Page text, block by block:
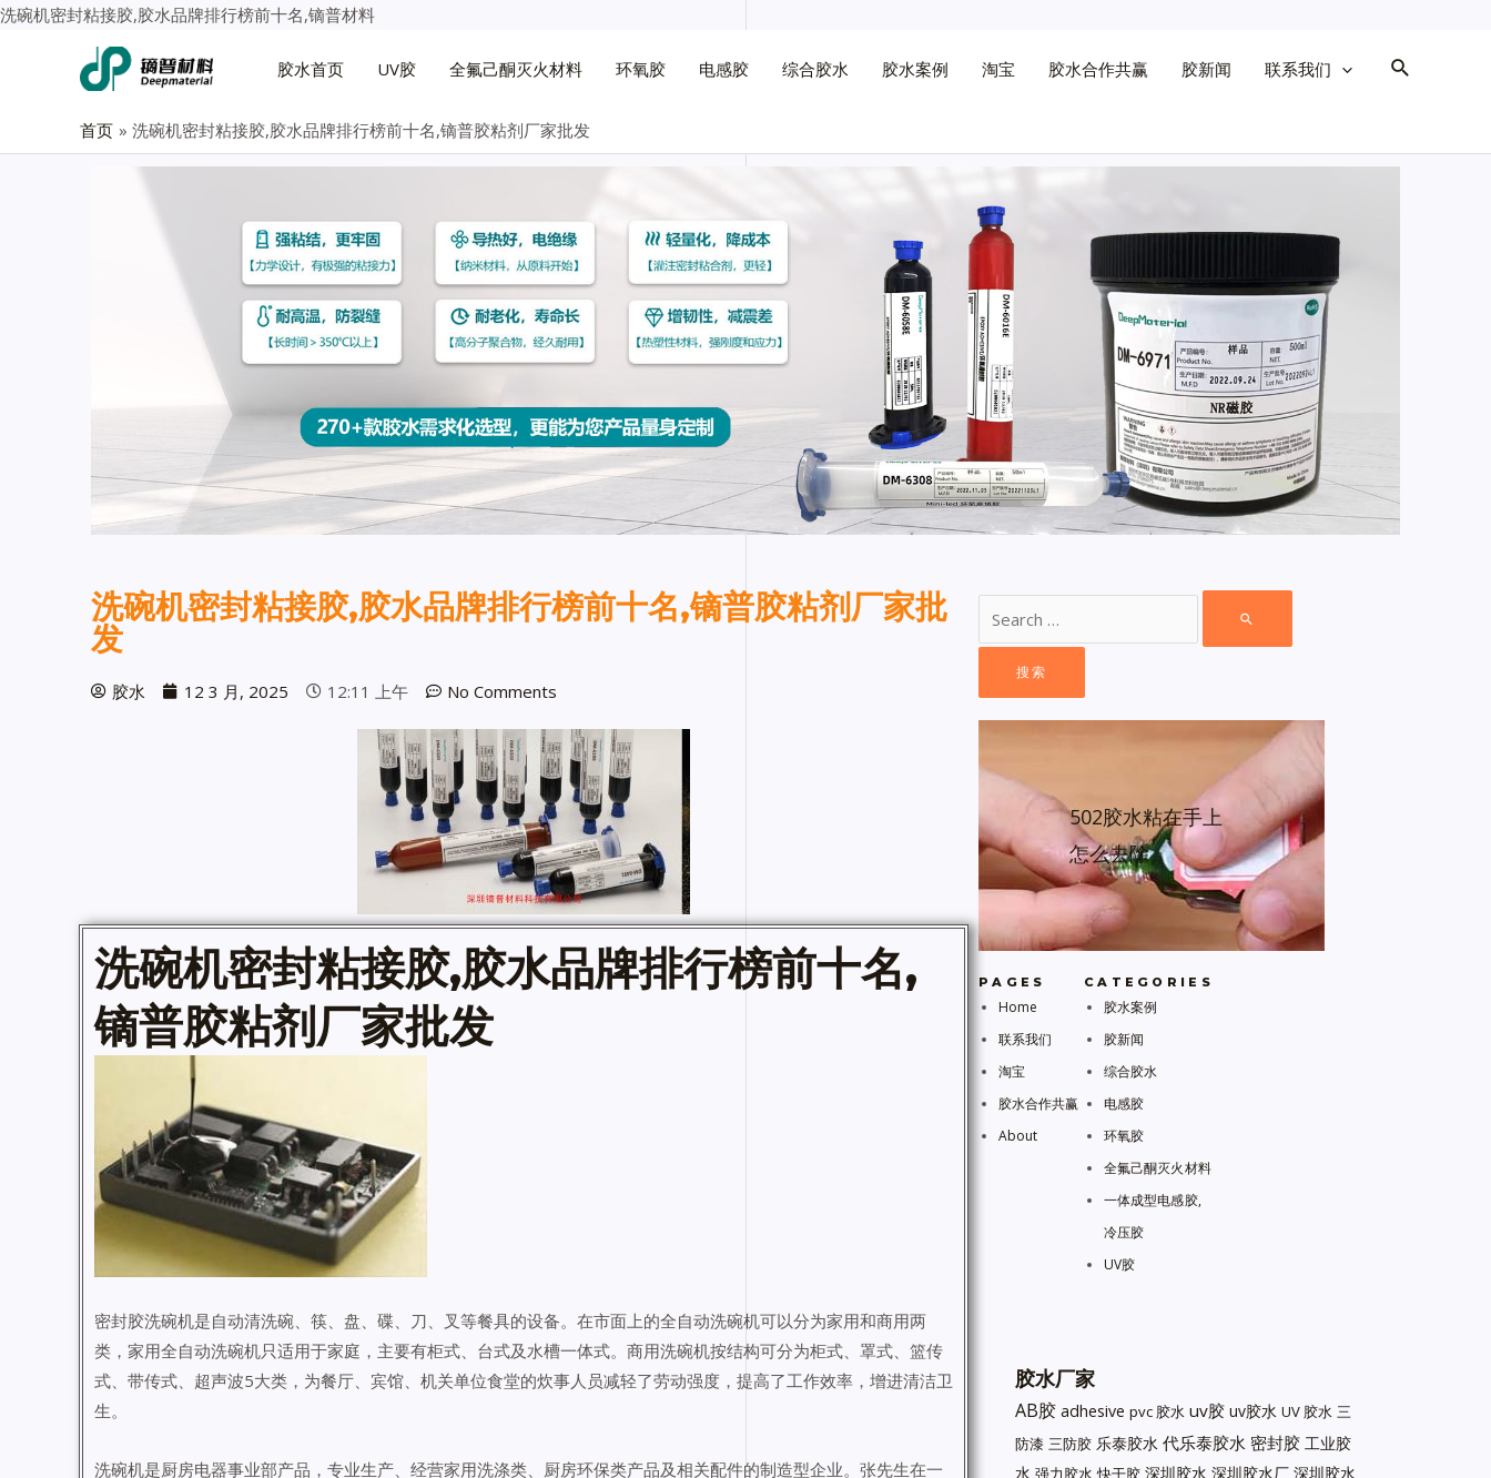
洗碗机密封粘接胶,胶水品牌排行榜前十名,镝普材料
胶水首页 UV胶 全氟己酮灭火材料 环氧胶 电感胶 综合胶水 胶水案例 淘宝 胶水合作共赢 胶新闻 联系我们
首页 洗碗机密封粘接胶,胶水品牌排行榜前十名,镝普胶粘剂厂家批发
洗碗机密封粘接胶,胶水品牌排行榜前十名,镝普胶粘剂厂家批
发
胶水 12 3 月, 2025 12:11 上午 No Comments
洗碗机密封粘接胶,胶水品牌排行榜前十名,
镝普胶粘剂厂家批发
密封胶洗碗机是自动清洗碗、筷、盘、碟、刀、叉等餐具的设备。在市面上的全自动洗碗机可以分为家用和商用两
类，家用全自动洗碗机只适用于家庭，主要有柜式、台式及水槽一体式。商用洗碗机按结构可分为柜式、罩式、篮传
式、带传式、超声波5大类，为餐厅、宾馆、机关单位食堂的炊事人员减轻了劳动强度，提高了工作效率，增进清洁卫
生。
洗碗机是厨房电器事业部产品，专业生产、经营家用洗涤类、厨房环保类产品及相关配件的制造型企业。张先生在一
502胶水粘在手上
怎么去除
PAGES
Home
联系我们
淘宝
胶水合作共赢
About
CATEGORIES
胶水案例
胶新闻
综合胶水
电感胶
环氧胶
全氟己酮灭火材料
一体成型电感胶,
冷压胶
UV胶
胶水厂家
AB胶 adhesive pvc 胶水 uv胶 uv胶水 UV 胶水 三
防漆 三防胶 乐泰胶水 代乐泰胶水 密封胶 工业胶
水 强力胶水 快干胶 深圳胶水 深圳胶水厂 深圳胶水